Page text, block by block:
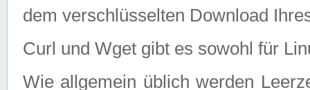
dem verschlüsselten Download
Curl und Wget gibt es sowohl für
Wie allgemein üblich werden